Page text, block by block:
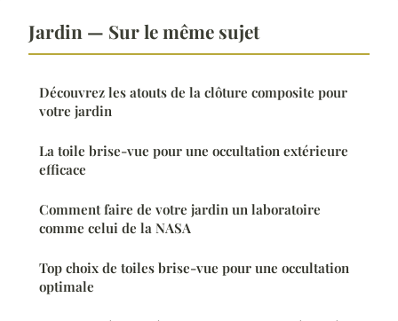
Jardin — Sur le même sujet
Découvrez les atouts de la clôture composite pour
votre jardin
La toile brise-vue pour une occultation extérieure
efficace
Comment faire de votre jardin un laboratoire
comme celui de la NASA
Top choix de toiles brise-vue pour une occultation
optimale